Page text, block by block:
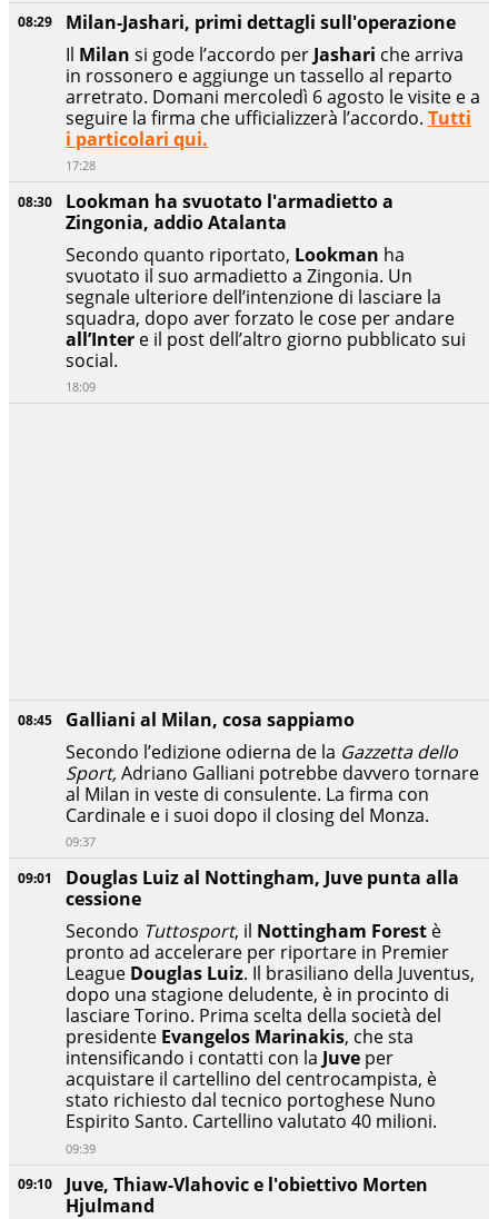
09:10
Juve, Thiaw-Vlahovic e l'obiettivo Morten
Hjulmand
09:01
Douglas Luiz al Nottingham, Juve punta alla
cessione
Secondo Tuttosport, il Nottingham Forest è
pronto ad accelerare per riportare in Premier
League Douglas Luiz. Il brasiliano della Juventus,
dopo una stagione deludente, è in procinto di
lasciare Torino. Prima scelta della società del
presidente Evangelos Marinakis, che sta
intensificando i contatti con la Juve per
acquistare il cartellino del centrocampista, è
stato richiesto dal tecnico portoghese Nuno
Espirito Santo. Cartellino valutato 40 milioni.
09:39
08:45
Galliani al Milan, cosa sappiamo
Secondo l’edizione odierna de la Gazzetta dello
Sport,Adriano Galliani potrebbe davvero tornare
al Milan in veste di consulente. La firma con
Cardinale e i suoi dopo il closing del Monza.
09:37
08:30
Lookman ha svuotato l'armadietto a
Zingonia, addio Atalanta
Secondo quanto riportato, Lookman ha
svuotato il suo armadietto a Zingonia. Un
segnale ulteriore dell’intenzione di lasciare la
squadra, dopo aver forzato le cose per andare
all’Inter e il post dell’altro giorno pubblicato sui
social.
18:09
08:29
Milan-Jashari, primi dettagli sull'operazione
Il Milan si gode l’accordo per Jashari che arriva
in rossonero e aggiunge un tassello al reparto
arretrato. Domani mercoledì 6 agosto le visite e a
seguire la firma che ufficializzerà l’accordo. Tutti
i particolari qui.
17:28